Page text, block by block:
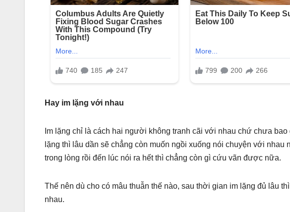
Hay im lặng với nhau
Im lặng chỉ là cách hai người không tranh cãi với nhau chứ chưa
lặng thì lâu dần sẽ chẳng còn muốn ngồi xuống nói chuyện với
trong lòng rồi đến lúc nói ra hết thì chẳng còn gì cứu vãn được nữa.
Thế nên dù cho có mâu thuẫn thế nào, sau thời gian im lặng đủ lâu
nhau.